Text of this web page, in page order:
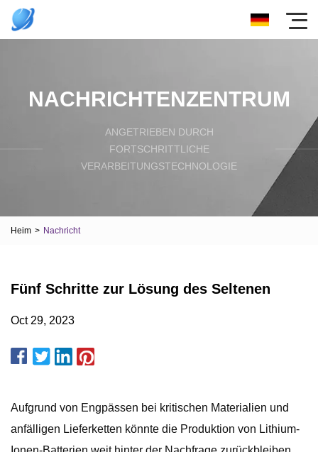
NACHRICHTENZENTRUM
ANGETRIEBEN DURCH
FORTSCHRITTLICHE
VERARBEITUNGSTECHNOLOGIE
Heim > Nachricht
Fünf Schritte zur Lösung des Seltenen
Oct 29, 2023
Aufgrund von Engpässen bei kritischen Materialien und
anfälligen Lieferketten könnte die Produktion von Lithium-